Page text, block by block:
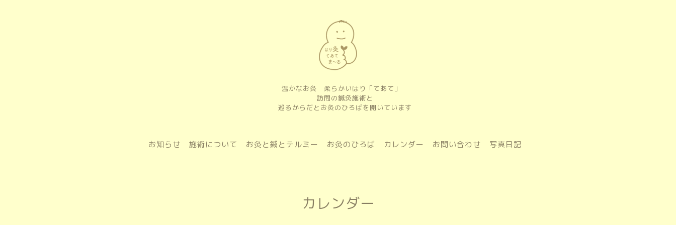
温かなお灸 柔らかいはり「てあて」
訪問の鍼灸施術と
巡るからだとお灸のひろばを開いています
お知らせ 施術について お灸と鍼とテルミー お灸のひろば カレンダー お問い合わせ 写真日記
カレンダー